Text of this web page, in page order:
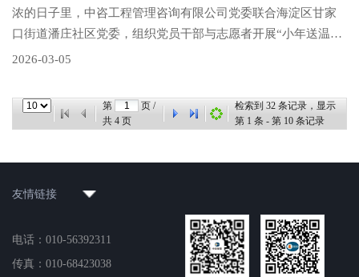
浓的日子里，中咨工程管理咨询有限公司党委联合海淀区甘家
口街道潘庄社区党委，组织党员干部与志愿者开展“小年送温情·
爱心暖银龄”志愿服务活动，为社区150户孤寡、独居老人送上
任，把党组织的关怀与温暖送到老人心坎上。活动现场秩序井
然、温情满满。
2026-03-05
第
页 /
共 4 页
检索到 32 条记录，显示
第 1 条 - 第 10 条记录
友情链接
电话：010-56392311
传真：010-68423038